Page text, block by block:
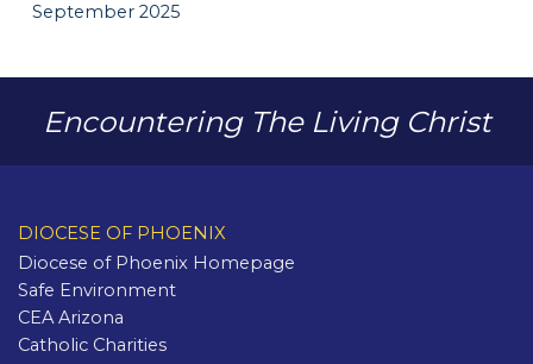
September 2025
Encountering The Living Christ
DIOCESE OF PHOENIX
Diocese of Phoenix Homepage
Safe Environment
CEA Arizona
Catholic Charities